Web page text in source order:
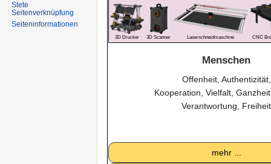
3D Drucker 3D Scanner Laserschneidmaschine CNC
Menschen
Offenheit, Authentizität,
Kooperation, Vielfalt,
Verantwortung, Freiheit
mehr ...
Stete
Seitenverknüpfung
Seiten­informationen